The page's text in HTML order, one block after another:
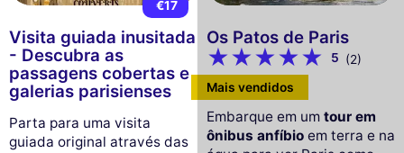
€17
Visita guiada inusitada
- Descubra as
passagens cobertas e
galerias parisienses
Parta para uma visita
guiada original através das
Os Patos de Paris
5 (2)
Mais vendidos
Embarque em um tour em
ônibus anfíbioem terra e na